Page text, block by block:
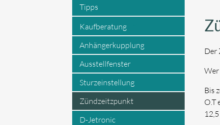
Der
Wer
Bis
O.T
Tipps
Kaufberatung
Anhängerkupplung
Ausstellfenster
Sturzeinstellung
Zündzeitzpunkt
D-Jetronic